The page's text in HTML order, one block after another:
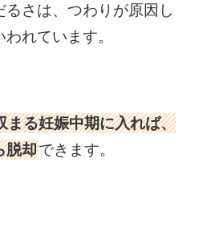
さは、つわりが原因し
れています。
まる妊娠中期に入れば、
脱却できます。